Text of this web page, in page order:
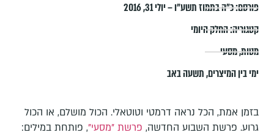
פורסם:כ״ה בתמוז תשע״ו – יולי 31, 2016
קטגוריה:החלק היומי
מטות,מסעי
ימי בין המיצרים,תשעה באב
בזמן אמת, הכל נראה דרמטי וטוטאלי. הכול מושלם, או הכול
גרוע. פרשת השבוע החדשה, פרשת "מסעי", פותחת במילים: